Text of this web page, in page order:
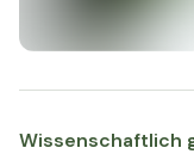
Wissenschaftlich